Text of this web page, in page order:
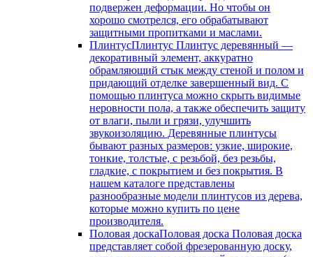
подвержен деформации. Но чтобы он
хорошо смотрелся, его обрабатывают
защитными пропитками и маслами.
ПлинтусПлинтус Плинтус деревянный —
декоративный элемент, аккуратно
обрамляющий стык между стеной и полом и
придающий отделке завершенный вид. С
помощью плинтуса можно скрыть видимые
неровности пола, а также обеспечить защиту
от влаги, пыли и грязи, улучшить
звукоизоляцию. Деревянные плинтусы
бывают разных размеров: узкие, широкие,
тонкие, толстые, с резьбой, без резьбы,
гладкие, с покрытием и без покрытия. В
нашем каталоге представлены
разнообразные модели плинтусов из дерева,
которые можно купить по цене
производителя.
Половая доскаПоловая доска Половая доска
представляет собой фрезерованную доску,